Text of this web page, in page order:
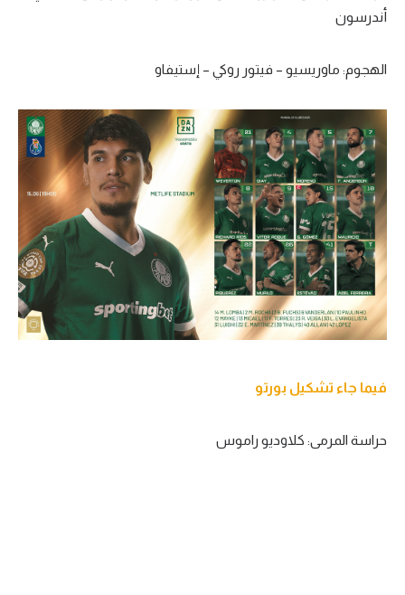
أندرسون
الهجوم: ماوريسيو – فيتور روكي – إستيفاو
فيما جاء تشكيل بورتو
حراسة المرمى: كلاوديو راموس